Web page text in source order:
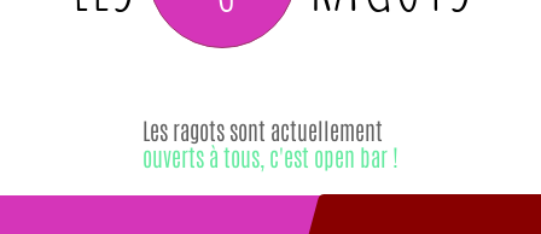
Les ragots sont actuellement
ouverts à tous, c'est open bar !